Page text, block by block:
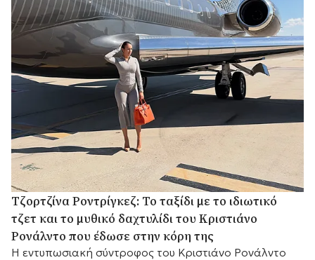
Τζορτζίνα Ροντρίγκεζ: Το ταξίδι με το ιδιωτικό
τζετ και το μυθικό δαχτυλίδι του Κριστιάνο
Ρονάλντο που έδωσε στην κόρη της
Η εντυπωσιακή σύντροφος του Κριστιάνο Ρονάλντο